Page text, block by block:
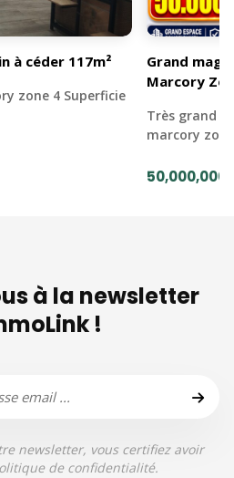
à céder 117m²
zone 4 Superficie
Grand
Marcory
Très grand
marcory
à la newsletter
!
newsletter, vous certifiez avoir
de confidentialité.